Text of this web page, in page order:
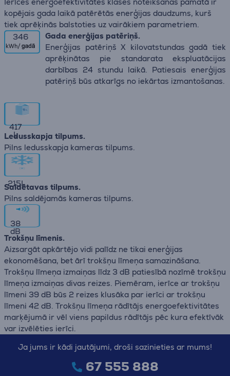
kopējais gada laikā patērētās enerģijas daudzums, kurš
tiek aprēķinās balstoties uz vairākiem parametriem.
346
Gada enerģijas patēriņš.
Enerģijas patēriņš X kilovatstundas gadā tiek
aprēķinātas pie standarata ekspluatācijas
darbības 24 stundu laikā. Patiesais enerģijas
patēriņš būs atkarīgs no iekārtas izmantošanas.
417
L
Ledusskapja tilpums.
Pilns ledusskapja kameras tilpums.
215L
Saldētavas tilpums.
Pilns saldējamās kameras tilpums.
38
dB
Trokšņu līmenis.
Aizsargāt apkārtējo vidi palīdz ne tikai enerģijas
ekonomēšana, bet ārī trokšņu līmeņa samazināšana.
Trokšņu līmeņa izmaiņas līdz 3 dB patiesībā nozīmē trokšņu
līmeņa izmaiņas divas reizes. Piemēram, ierīce ar trokšņu
līmeni 39 dB būs 2 reizes klusāka par ierīci ar trokšņu
līmeni 42 dB. Trokšņu līmeņa rādītājs energoefektivitātes
marķējumā ir vēl viens papildus rādītājs pēc kura efektīvāk
var izvēlēties ierīci.
Ja jums ir kādi jautājumi, droši sazinieties ar mums!
67 555 888